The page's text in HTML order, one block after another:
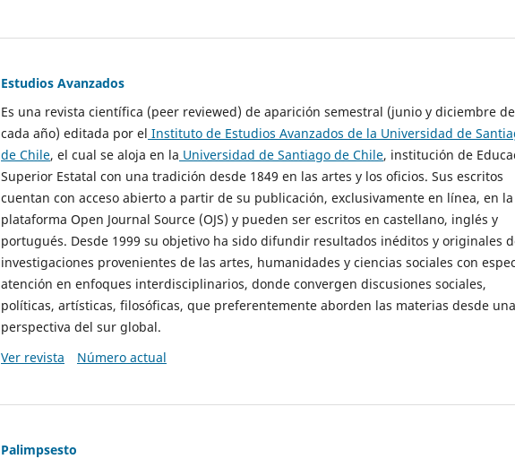
Estudios Avanzados
Es una revista científica (peer reviewed) de aparición semestral (junio y diciembre de
cada año) editada por el Instituto de Estudios Avanzados de la Universidad de
de Chile, el cual se aloja en la Universidad de Santiago de Chile, institución de
Superior Estatal con una tradición desde 1849 en las artes y los oficios. Sus escritos
cuentan con acceso abierto a partir de su publicación, exclusivamente en línea, en la
plataforma Open Journal Source (OJS) y pueden ser escritos en castellano, inglés y
portugués. Desde 1999 su objetivo ha sido difundir resultados inéditos y originales
investigaciones provenientes de las artes, humanidades y ciencias sociales con
atención en enfoques interdisciplinarios, donde convergen discusiones sociales,
políticas, artísticas, filosóficas, que preferentemente aborden las materias desde una
perspectiva del sur global.
Ver revista
Número actual
Palimpsesto